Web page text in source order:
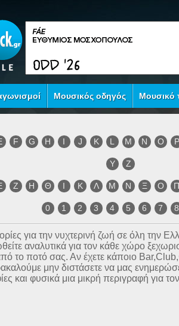
Μουσικός οδηγός Μουσικό
F G H I J K L M N O P
Y Z
Ζ Η Θ Ι Κ Λ Μ Ν Ξ Ο
0 1 2 3 4 5 6 7 8
για την νυχτερινή ζωή σε όλη την
αναλυτικά για τον κάθε χώρο
το ποτό σας. Αν έχετε κάποιο
μην διστάσετε να μας
και φυσικά μια μικρή περιγραφή για